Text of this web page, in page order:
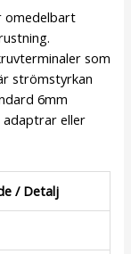
omedelbart
som
strömstyrkan
6mm
eller
/ Detalj